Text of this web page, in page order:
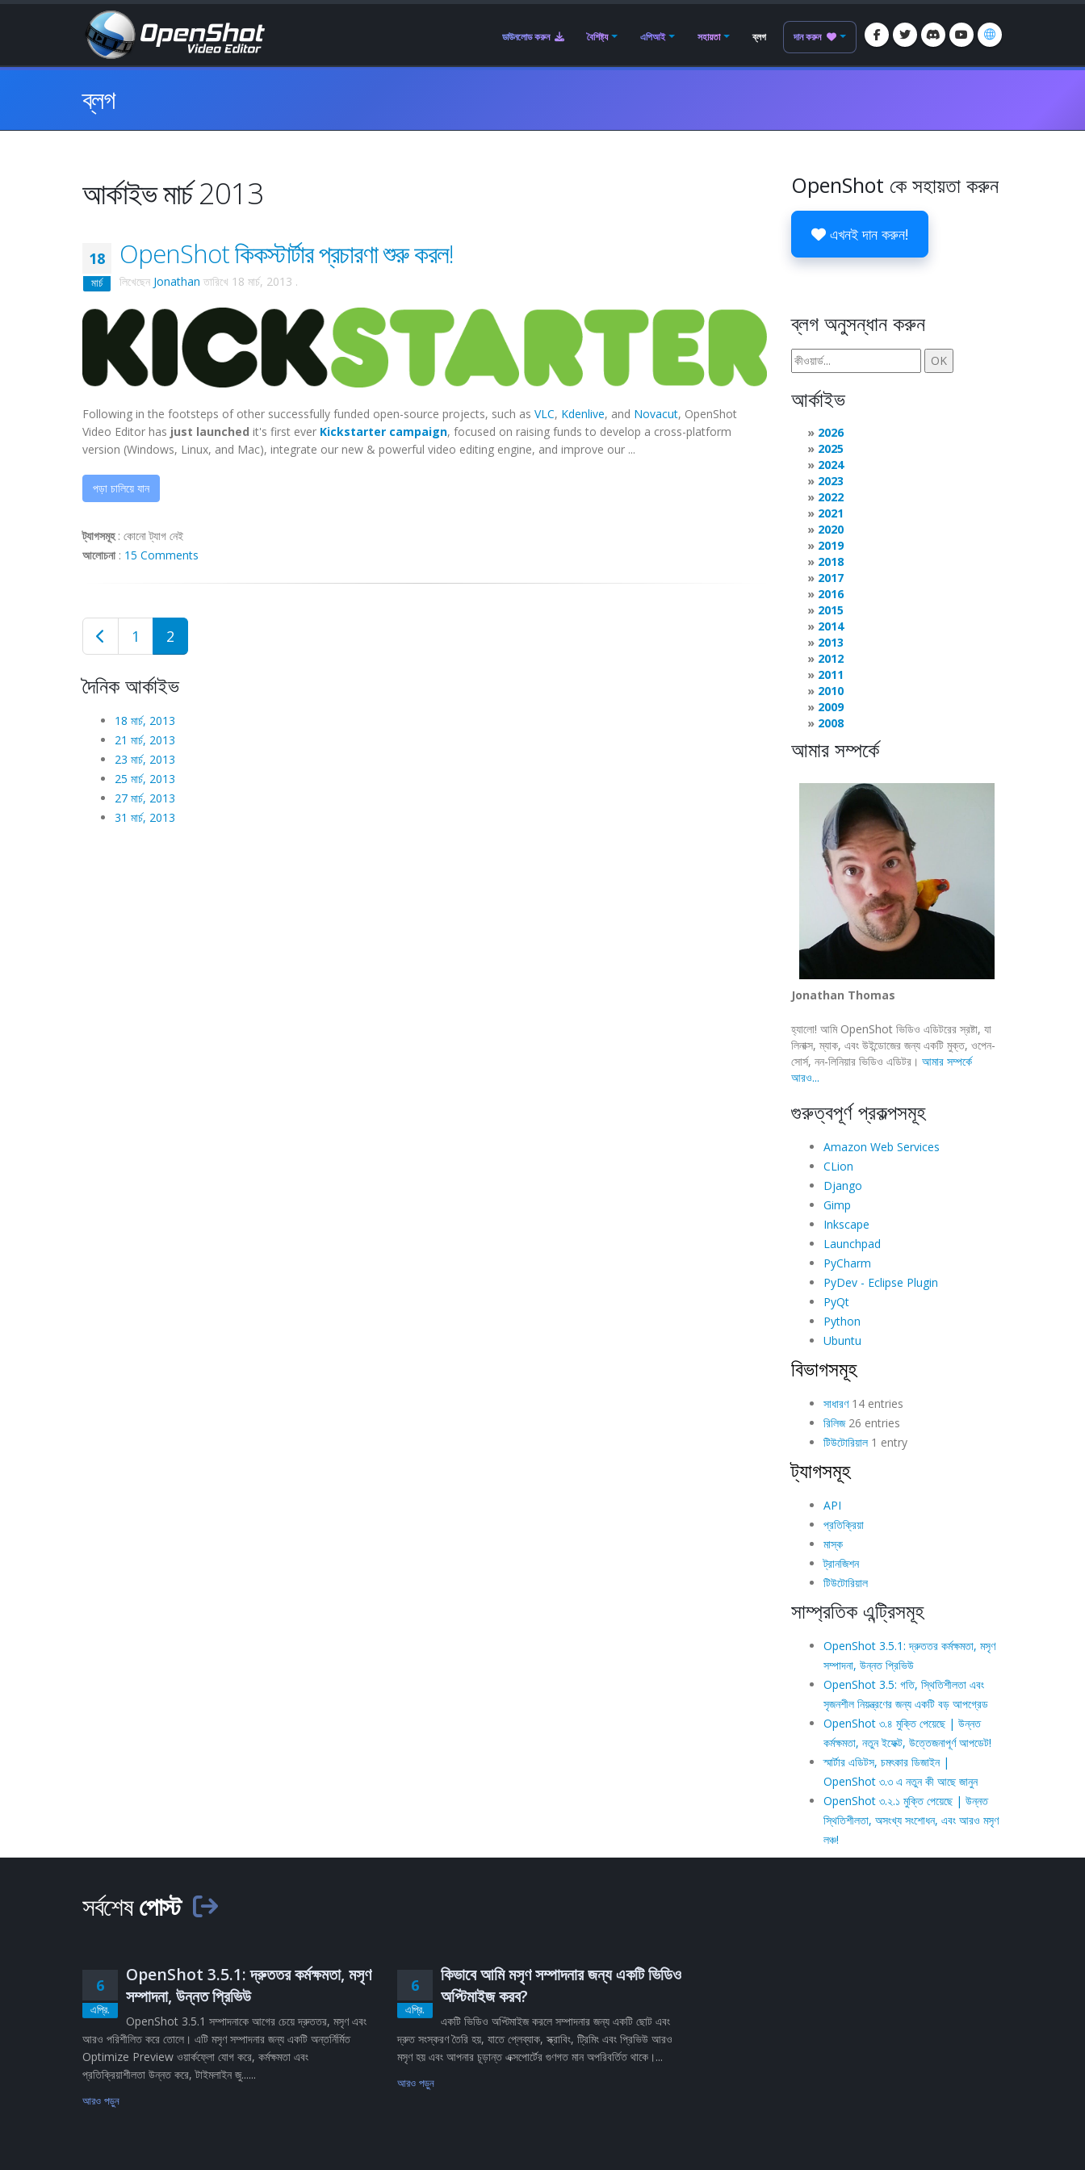
ডাউনলোড করুন বৈশিষ্ট্য এপিআই সহায়তা ব্লগ দান করুন
ব্লগ
আর্কাইভ মার্চ 2013
18
মার্চ
OpenShot কিকস্টার্টার প্রচারণা শুরু করল!
লিখেছেন Jonathan তারিখে 18 মার্চ, 2013 .
Following in the footsteps of other successfully funded open-source projects, such as VLC, Kdenlive, and Novacut, OpenShot
Video Editor has just launched it's first ever Kickstarter campaign, focused on raising funds to develop a cross-platform
version (Windows, Linux, and Mac), integrate our new & powerful video editing engine, and improve our ...
পড়া চালিয়ে যান
ট্যাগসমূহ: কোনো ট্যাগ নেই
আলোচনা: 15 Comments
1 2
দৈনিক আর্কাইভ
18 মার্চ, 2013
21 মার্চ, 2013
23 মার্চ, 2013
25 মার্চ, 2013
27 মার্চ, 2013
31 মার্চ, 2013
OpenShot কে সহায়তা করুন
এখনই দান করুন!
ব্লগ অনুসন্ধান করুন
আর্কাইভ
2026
2025
2024
2023
2022
2021
2020
2019
2018
2017
2016
2015
2014
2013
2012
2011
2010
2009
2008
আমার সম্পর্কে
Jonathan Thomas
হ্যালো! আমি OpenShot ভিডিও এডিটরের স্রষ্টা, যা
লিনাক্স, ম্যাক, এবং উইন্ডোজের জন্য একটি মুক্ত, ওপেন-
সোর্স, নন-লিনিয়ার ভিডিও এডিটর। আমার সম্পর্কে
আরও...
গুরুত্বপূর্ণ প্রকল্পসমূহ
Amazon Web Services
CLion
Django
Gimp
Inkscape
Launchpad
PyCharm
PyDev - Eclipse Plugin
PyQt
Python
Ubuntu
বিভাগসমূহ
সাধারণ14 entries
রিলিজ26 entries
টিউটোরিয়াল1 entry
ট্যাগসমূহ
API
প্রতিক্রিয়া
মাস্ক
ট্রানজিশন
টিউটোরিয়াল
সাম্প্রতিক এন্ট্রিসমূহ
OpenShot 3.5.1: দ্রুততর কর্মক্ষমতা, মসৃণ
সম্পাদনা, উন্নত প্রিভিউ
OpenShot 3.5: গতি, স্থিতিশীলতা এবং
সৃজনশীল নিয়ন্ত্রণের জন্য একটি বড় আপগ্রেড
OpenShot ৩.৪ মুক্তি পেয়েছে | উন্নত
কর্মক্ষমতা, নতুন ইফেক্ট, উত্তেজনাপূর্ণ আপডেট!
স্মার্টার এডিটস, চমৎকার ডিজাইন |
OpenShot ৩.৩ এ নতুন কী আছে জানুন
OpenShot ৩.২.১ মুক্তি পেয়েছে | উন্নত
স্থিতিশীলতা, অসংখ্য সংশোধন, এবং আরও মসৃণ
লঞ্চ!
সর্বশেষপোস্ট
6
এপ্রি.
OpenShot 3.5.1: দ্রুততর কর্মক্ষমতা, মসৃণ
সম্পাদনা, উন্নত প্রিভিউ
OpenShot 3.5.1 সম্পাদনাকে আগের চেয়ে দ্রুততর, মসৃণ এবং
আরও পরিশীলিত করে তোলে। এটি মসৃণ সম্পাদনার জন্য একটি অন্তর্নির্মিত
Optimize Preview ওয়ার্কফ্লো যোগ করে, কর্মক্ষমতা এবং
প্রতিক্রিয়াশীলতা উন্নত করে, টাইমলাইন জু......
আরও পড়ুন
6
এপ্রি.
কিভাবে আমি মসৃণ সম্পাদনার জন্য একটি ভিডিও
অপ্টিমাইজ করব?
একটি ভিডিও অপ্টিমাইজ করলে সম্পাদনার জন্য একটি ছোট এবং
দ্রুত সংস্করণ তৈরি হয়, যাতে প্লেব্যাক, স্ক্রাবিং, ট্রিমিং এবং প্রিভিউ আরও
মসৃণ হয় এবং আপনার চূড়ান্ত এক্সপোর্টের গুণগত মান অপরিবর্তিত থাকে।...
আরও পড়ুন